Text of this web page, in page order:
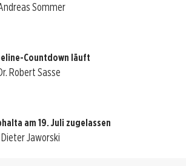
Sommer
Countdown läuft
Robert Sasse
am 19. Juli zugelassen
Jaworski